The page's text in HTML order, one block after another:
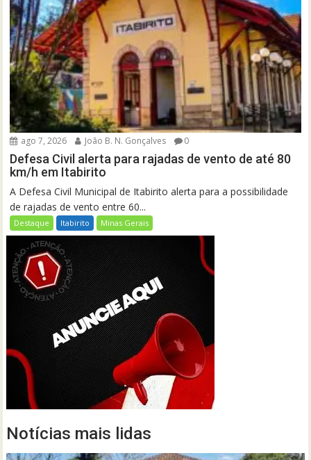
ago 7, 2026 João B. N. Gonçalves 0
Defesa Civil alerta para rajadas de vento de até 80
km/h em Itabirito
A Defesa Civil Municipal de Itabirito alerta para a possibilidade
de rajadas de vento entre 60...
Destaque Itabirito Minas Gerais
Notícias mais lidas